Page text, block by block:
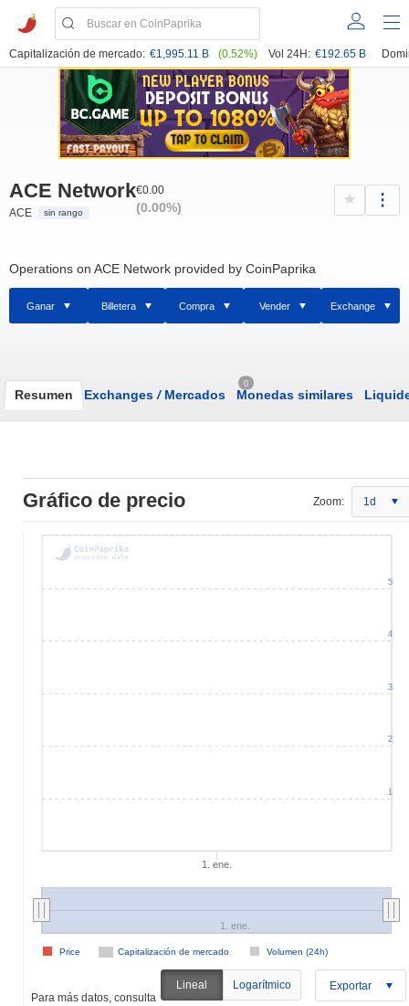
Capitalización de mercado: €1,995.11 B (0.52%) Vol 24H: €192.65 B
ACE Network
ACE sin rango
€0.00
(0.00%)
Operations on ACE Network provided by CoinPaprika
Ganar Billetera Compra Vender Exchange
Resumen Exchanges /Mercados
0
Monedas similares
Gráfico de precio Zoom: 1d
1. ene.
Capitalización de mercado Volumen (24h)
Price
1. ene.
1
2
3
4
5
Para más datos, consulta
Lineal Logarítmico Exportar